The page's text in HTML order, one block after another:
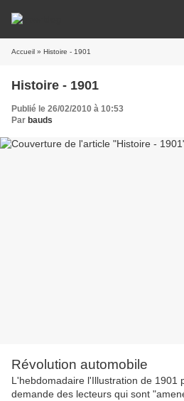
Accueil » Histoire - 1901
Histoire - 1901
Publié le 26/02/2010 à 10:53
Par bauds
Révolution automobile
L'hebdomadaire l'Illustration de 1901
demande des lecteurs qui sont